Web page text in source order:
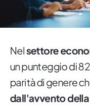
Nelsettore
un punteggio di
parità di genere
dall'avvento